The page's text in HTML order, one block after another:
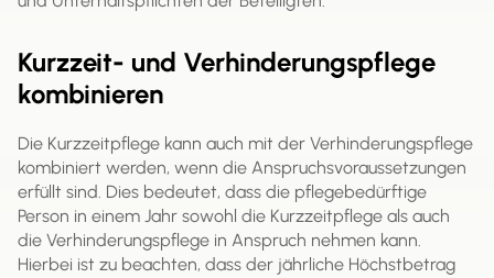
Kurzzeit- und Verhinderungspflege
kombinieren
Die Kurzzeitpflege kann auch mit der Verhinderungspflege
kombiniert werden, wenn die Anspruchsvoraussetzungen
erfüllt sind. Dies bedeutet, dass die pflegebedürftige
Person in einem Jahr sowohl die Kurzzeitpflege als auch
die Verhinderungspflege in Anspruch nehmen kann.
Hierbei ist zu beachten, dass der jährliche Höchstbetrag